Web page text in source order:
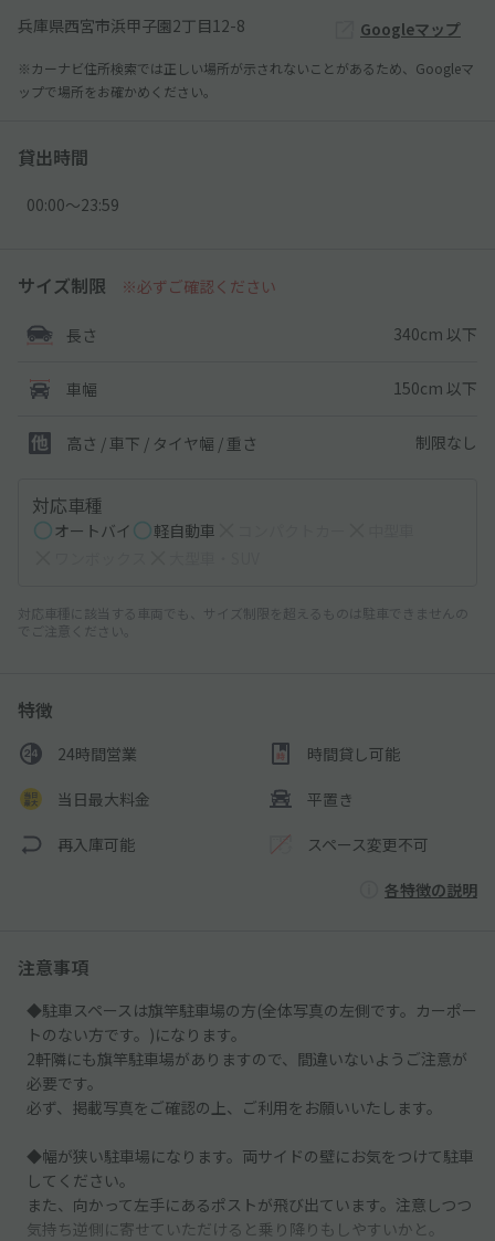
兵庫県西宮市浜甲子園2丁目12-8 Googleマップ
※カーナビ住所検索では正しい場所が示されないことがあるため、Googleマ
ップで場所をお確かめください。
貸出時間
00:00〜23:59
サイズ制限 ※必ずご確認ください
長さ 340cm 以下
車幅 150cm 以下
高さ / 車下 / タイヤ幅 / 重さ 制限なし
対応車種
オートバイ 軽自動車
対応車種に該当する車両でも、サイズ制限を超えるものは駐車できませんの
でご注意ください。
特徴
24時間営業 時間貸し可能
当日最大料金 平置き
再入庫可能 スペース変更不可
各特徴の説明
注意事項
◆駐車スペースは旗竿駐車場の方(全体写真の左側です。カーポー
トのない方です。)になります。
2軒隣にも旗竿駐車場がありますので、間違いないようご注意が
必要です。
必ず、掲載写真をご確認の上、ご利用をお願いいたします。
◆幅が狭い駐車場になります。両サイドの壁にお気をつけて駐車
してください。
また、向かって左手にあるポストが飛び出ています。注意しつつ
気持ち逆側に寄せていただけると乗り降りもしやすいかと。